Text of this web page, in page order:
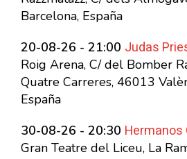
Barcelona, España
20-08-26 - 21:00 Judas
Roig Arena, C/ del Bomber
Quatre Carreres, 46013
España
30-08-26 - 20:30 Hermanos
Gran Teatre del Liceu, La